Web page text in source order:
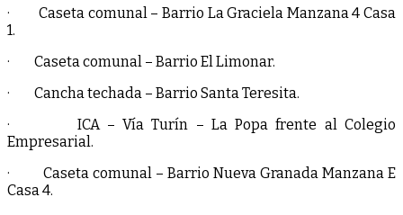
· Caseta comunal – Barrio La Graciela Manzana 4 Casa
1.
· Caseta comunal – Barrio El Limonar.
· Cancha techada – Barrio Santa Teresita.
· ICA – Vía Turín – La Popa frente al Colegio
Empresarial.
· Caseta comunal – Barrio Nueva Granada Manzana E
Casa 4.